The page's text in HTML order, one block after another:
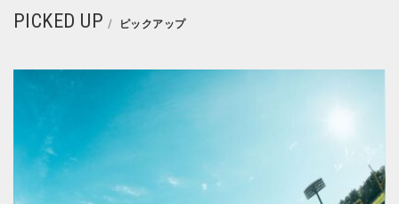
PICKED UP ピックアップ